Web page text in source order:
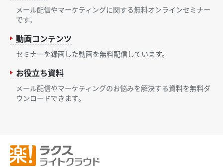
メール配信やマーケティングに関する無料オンラインセミナー
です。
動画コンテンツ
セミナーを録画した動画を無料配信しています。
お役立ち資料
メール配信やマーケティングのお悩みを解決する資料を無料ダ
ウンロードできます。